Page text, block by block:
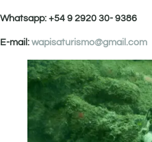
Whatsapp: +54 9 2920 30- 9386
E-mail: wapisaturismo@gmail.com